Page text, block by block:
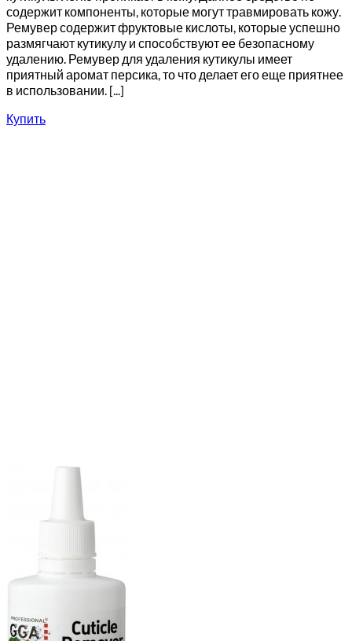
содержит компоненты, которые могут травмировать кожу.
Ремувер содержит фруктовые кислоты, которые успешно
размягчают кутикулу и способствуют ее безопасному
удалению. Ремувер для удаления кутикулы имеет
приятный аромат персика, то что делает его еще приятнее
в использовании. [...]
Купить